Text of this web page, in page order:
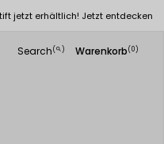
jetzt erhältlich! Jetzt entdecken
Search(
search ) Warenkorb(0)